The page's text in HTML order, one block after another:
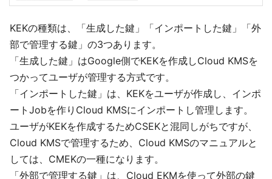
KEKの種類は、「生成した鍵」「インポートした鍵」「外
部で管理する鍵」の3つあります。
「生成した鍵」はGoogle側でKEKを作成しCloud KMSを
つかってユーザが管理する方式です。
「インポートした鍵」は、KEKをユーザが作成し、インポ
ートJobを作りCloud KMSにインポートし管理します。
ユーザがKEKを作成するためCSEKと混同しがちですが、
Cloud KMSで管理するため、Cloud KMSのマニュアルと
しては、CMEKの一種になります。
「外部で管理する鍵」は、Cloud EKMを使って外部の鍵